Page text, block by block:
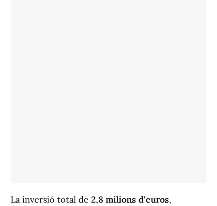
La inversió total de 2,8 milions d'euros,